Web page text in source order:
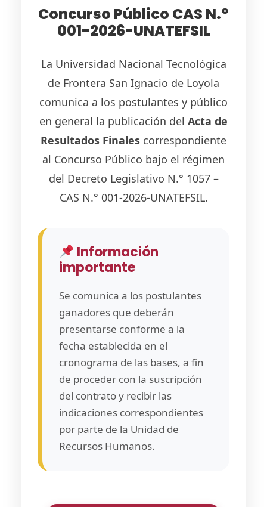
Concurso Público CAS N.°
001-2026-UNATEFSIL
La Universidad Nacional Tecnológica
de Frontera San Ignacio de Loyola
comunica a los postulantes y público
en general la publicación del Acta de
Resultados Finales correspondiente
al Concurso Público bajo el régimen
del Decreto Legislativo N.° 1057 –
CAS N.° 001-2026-UNATEFSIL.
Información
importante
Se comunica a los postulantes
ganadores que deberán
presentarse conforme a la
fecha establecida en el
cronograma de las bases, a fin
de proceder con la suscripción
del contrato y recibir las
indicaciones correspondientes
por parte de la Unidad de
Recursos Humanos.